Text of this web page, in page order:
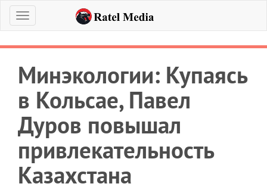
Меню
Минэкологии: Купаясь
в Кольсае, Павел
Дуров повышал
привлекательность
Казахстана